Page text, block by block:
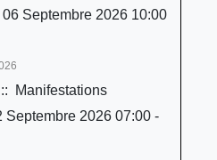
Septembre 2026 10:00
Manifestations
Septembre 2026 07:00 -